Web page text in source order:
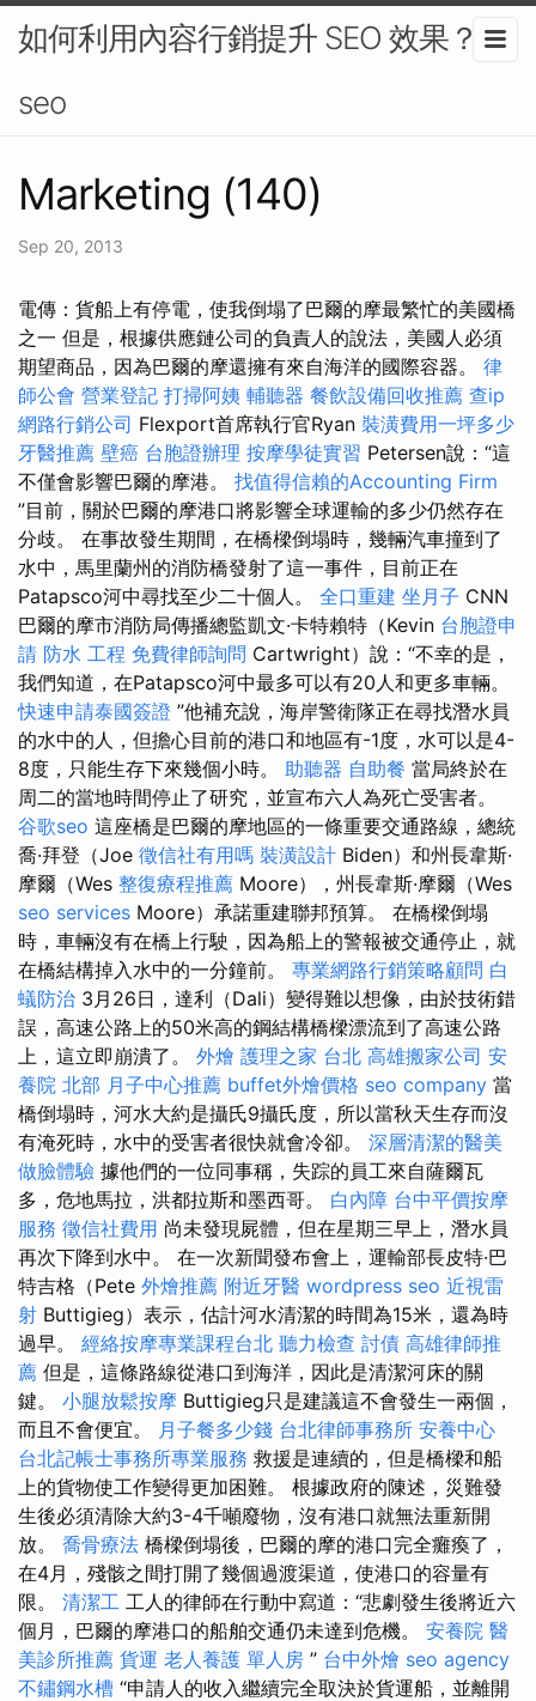
如何利用內容行銷提升 SEO 效果？-
seo
Marketing (140)
Sep 20, 2013
電傳：貨船上有停電，使我倒塌了巴爾的摩最繁忙的美國橋
之一 但是，根據供應鏈公司的負責人的說法，美國人必須
期望商品，因為巴爾的摩還擁有來自海洋的國際容器。 律
師公會 營業登記 打掃阿姨 輔聽器 餐飲設備回收推薦 查ip
網路行銷公司 Flexport首席執行官Ryan 裝潢費用一坪多少
牙醫推薦 壁癌 台胞證辦理 按摩學徒實習 Petersen說：“這
不僅會影響巴爾的摩港。 找值得信賴的Accounting Firm
”目前，關於巴爾的摩港口將影響全球運輸的多少仍然存在
分歧。 在事故發生期間，在橋樑倒塌時，幾輛汽車撞到了
水中，馬里蘭州的消防橋發射了這一事件，目前正在
Patapsco河中尋找至少二十個人。 全口重建 坐月子 CNN
巴爾的摩市消防局傳播總監凱文·卡特賴特（Kevin 台胞證申
請 防水 工程 免費律師詢問 Cartwright）說：“不幸的是，
我們知道，在Patapsco河中最多可以有20人和更多車輛。
快速申請泰國簽證 ”他補充說，海岸警衛隊正在尋找潛水員
的水中的人，但擔心目前的港口和地區有-1度，水可以是4-
8度，只能生存下來幾個小時。 助聽器 自助餐 當局終於在
周二的當地時間停止了研究，並宣布六人為死亡受害者。
谷歌seo 這座橋是巴爾的摩地區的一條重要交通路線，總統
喬·拜登（Joe 徵信社有用嗎 裝潢設計 Biden）和州長韋斯·
摩爾（Wes 整復療程推薦 Moore），州長韋斯·摩爾（Wes
seo services Moore）承諾重建聯邦預算。 在橋樑倒塌
時，車輛沒有在橋上行駛，因為船上的警報被交通停止，就
在橋結構掉入水中的一分鐘前。 專業網路行銷策略顧問 白
蟻防治 3月26日，達利（Dali）變得難以想像，由於技術錯
誤，高速公路上的50米高的鋼結構橋樑漂流到了高速公路
上，這立即崩潰了。 外燴 護理之家 台北 高雄搬家公司 安
養院 北部 月子中心推薦 buffet外燴價格 seo company 當
橋倒塌時，河水大約是攝氏9攝氏度，所以當秋天生存而沒
有淹死時，水中的受害者很快就會冷卻。 深層清潔的醫美
做臉體驗 據他們的一位同事稱，失踪的員工來自薩爾瓦
多，危地馬拉，洪都拉斯和墨西哥。 白內障 台中平價按摩
服務 徵信社費用 尚未發現屍體，但在星期三早上，潛水員
再次下降到水中。 在一次新聞發布會上，運輸部長皮特·巴
特吉格（Pete 外燴推薦 附近牙醫 wordpress seo 近視雷
射 Buttigieg）表示，估計河水清潔的時間為15米，還為時
過早。 經絡按摩專業課程台北 聽力檢查 討債 高雄律師推
薦 但是，這條路線從港口到海洋，因此是清潔河床的關
鍵。 小腿放鬆按摩 Buttigieg只是建議這不會發生一兩個，
而且不會便宜。 月子餐多少錢 台北律師事務所 安養中心
台北記帳士事務所專業服務 救援是連續的，但是橋樑和船
上的貨物使工作變得更加困難。 根據政府的陳述，災難發
生後必須清除大約3-4千噸廢物，沒有港口就無法重新開
放。 喬骨療法 橋樑倒塌後，巴爾的摩的港口完全癱瘓了，
在4月，殘骸之間打開了幾個過渡渠道，使港口的容量有
限。 清潔工 工人的律師在行動中寫道：“悲劇發生後將近六
個月，巴爾的摩港口的船舶交通仍未達到危機。 安養院 醫
美診所推薦 貨運 老人養護 單人房 ” 台中外燴 seo agency
不鏽鋼水槽 “申請人的收入繼續完全取決於貨運船，並離開